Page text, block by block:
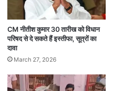
CM नीतीश कुमार 30 तारीख को विधान
परिषद से दे सकते हैं इस्तीफा, सूत्रों का
दावा
March 27, 2026